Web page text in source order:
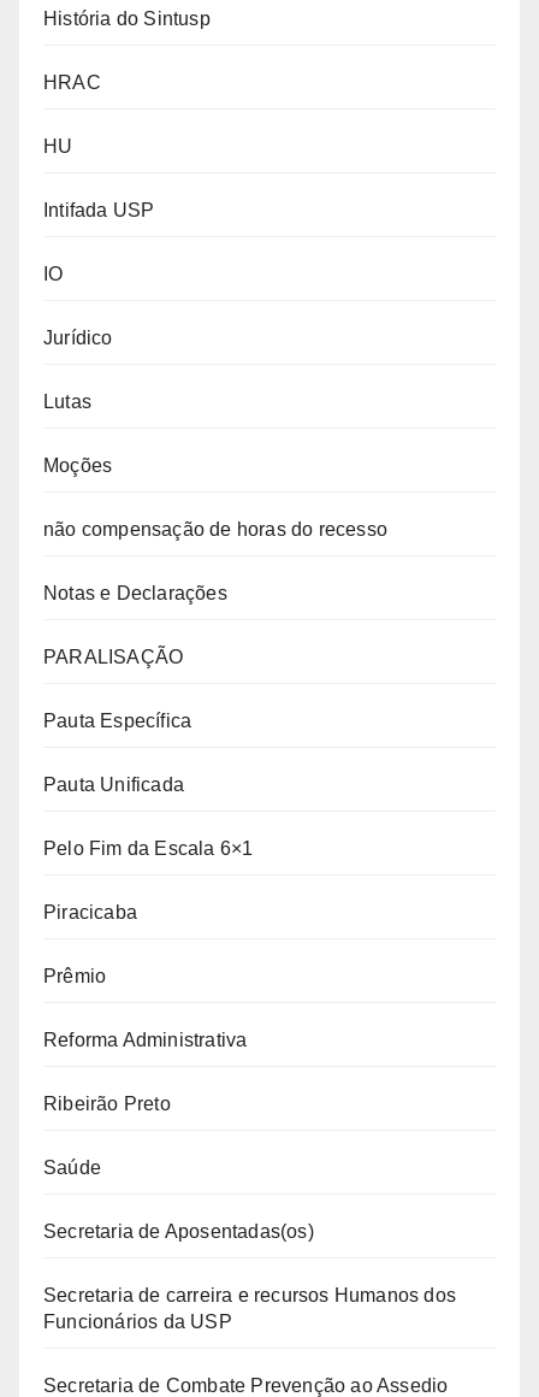
História do Sintusp
HRAC
HU
Intifada USP
IO
Jurídico
Lutas
Moções
não compensação de horas do recesso
Notas e Declarações
PARALISAÇÃO
Pauta Específica
Pauta Unificada
Pelo Fim da Escala 6×1
Piracicaba
Prêmio
Reforma Administrativa
Ribeirão Preto
Saúde
Secretaria de Aposentadas(os)
Secretaria de carreira e recursos Humanos dos
Funcionários da USP
Secretaria de Combate Prevenção ao Assedio